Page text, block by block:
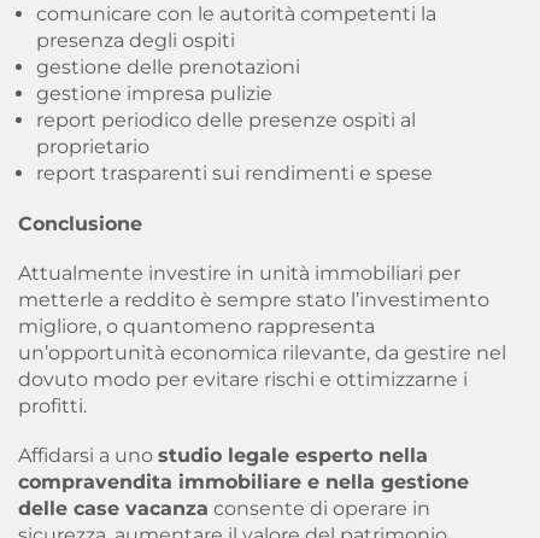
comunicare con le autorità competenti la
presenza degli ospiti
gestione delle prenotazioni
gestione impresa pulizie
report periodico delle presenze ospiti al
proprietario
report trasparenti sui rendimenti e spese
Conclusione
Attualmente investire in unità immobiliari per
metterle a reddito è sempre stato l’investimento
migliore, o quantomeno rappresenta
un’opportunità economica rilevante, da gestire nel
dovuto modo per evitare rischi e ottimizzarne i
profitti.
Affidarsi a uno studio legale esperto nella
compravendita immobiliare e nella gestione
delle case vacanza consente di operare in